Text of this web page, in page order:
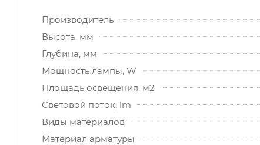
Производитель
Высота, мм
Глубина, мм
Мощность лампы, W
Площадь освещения, м2
Световой поток, lm
Виды материалов
Материал арматуры